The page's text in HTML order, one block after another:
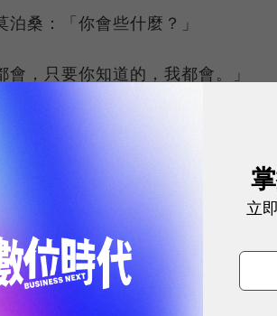
桑：「你會些什麼？」
，只要你知道的，我都會。」
先告訴我你每天的學習情況。」
每天上午用兩個小時來讀書寫作，
理汽車，用三個小時來練習踢足球
去鄉下種菜。」
「福樓拜先生，您每天的工作情況
立